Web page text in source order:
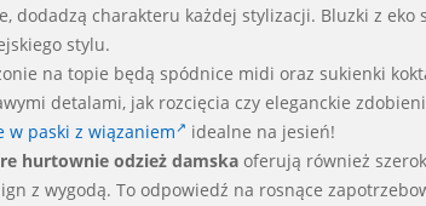
dodadzą charakteru każdej stylizacji. Bluzki z
stylu.
na topie będą spódnice midi oraz sukienki
detalami, jak rozcięcia czy eleganckie
w paski z wiązaniem
idealne na jesień!
hurtownie odzież damska oferują również
z wygodą. To odpowiedź na rosnące